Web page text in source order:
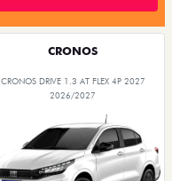
CRONOS
CRONOS DRIVE 1.3 AT FLEX 4P 2027
2026/2027